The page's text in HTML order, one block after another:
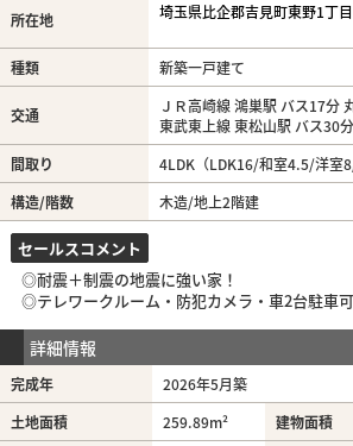
所在地 埼玉県比企郡吉見町東野1丁
種類 新築一戸建て
交通
ＪＲ高崎線 鴻巣駅 バス17分
東武東上線 東松山駅 バス30
間取り
4LDK（LDK16/和室4.5/洋室
構造/階数
木造/地上2階建
セールスコメント
◎耐震＋制震の地震に強い家！
◎テレワークルーム・防犯カメラ・車2台駐車可
詳細情報
完成年
2026年5月築
土地面積
259.89m² 建物面積